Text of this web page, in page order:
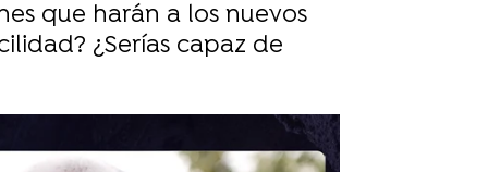
que harán a los nuevos
¿Serías capaz de